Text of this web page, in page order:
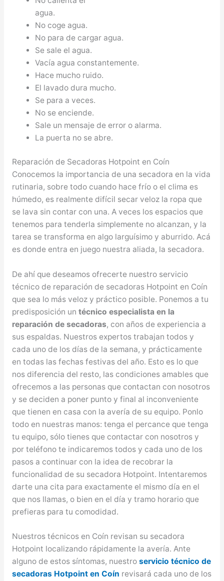
agua.
No coge agua.
No para de cargar agua.
Se sale el agua.
Vacía agua constantemente.
Hace mucho ruido.
El lavado dura mucho.
Se para a veces.
No se enciende.
Sale un mensaje de error o alarma.
La puerta no se abre.
Reparación de Secadoras Hotpoint en Coín
Conocemos la importancia de una secadora en la vida
rutinaria, sobre todo cuando hace frío o el clima es
húmedo, es realmente difícil secar veloz la ropa que
se lava sin contar con una. A veces los espacios que
tenemos para tenderla simplemente no alcanzan, y la
tarea se transforma en algo larguísimo y aburrido. Acá
es donde entra en juego nuestra aliada, la secadora.
De ahí que deseamos ofrecerte nuestro servicio
técnico de reparación de secadoras Hotpoint en Coín
que sea lo más veloz y práctico posible. Ponemos a tu
predisposición un técnico especialista en la
reparación de secadoras, con años de experiencia a
sus espaldas. Nuestros expertos trabajan todos y
cada uno de los días de la semana, y prácticamente
en todas las fechas festivas del año. Esto es lo que
nos diferencia del resto, las condiciones amables que
ofrecemos a las personas que contactan con nosotros
y se deciden a poner punto y final al inconveniente
que tienen en casa con la avería de su equipo. Ponlo
todo en nuestras manos: tenga el percance que tenga
tu equipo, sólo tienes que contactar con nosotros y
por teléfono te indicaremos todos y cada uno de los
pasos a continuar con la idea de recobrar la
funcionalidad de su secadora Hotpoint. Intentaremos
darte una cita para exactamente el mismo día en el
que nos llamas, o bien en el día y tramo horario que
prefieras para tu comodidad.
Nuestros técnicos en Coín revisan su secadora
Hotpoint localizando rápidamente la avería. Ante
alguno de estos síntomas, nuestro servicio técnico de
secadoras Hotpoint en Coín revisará cada uno de los